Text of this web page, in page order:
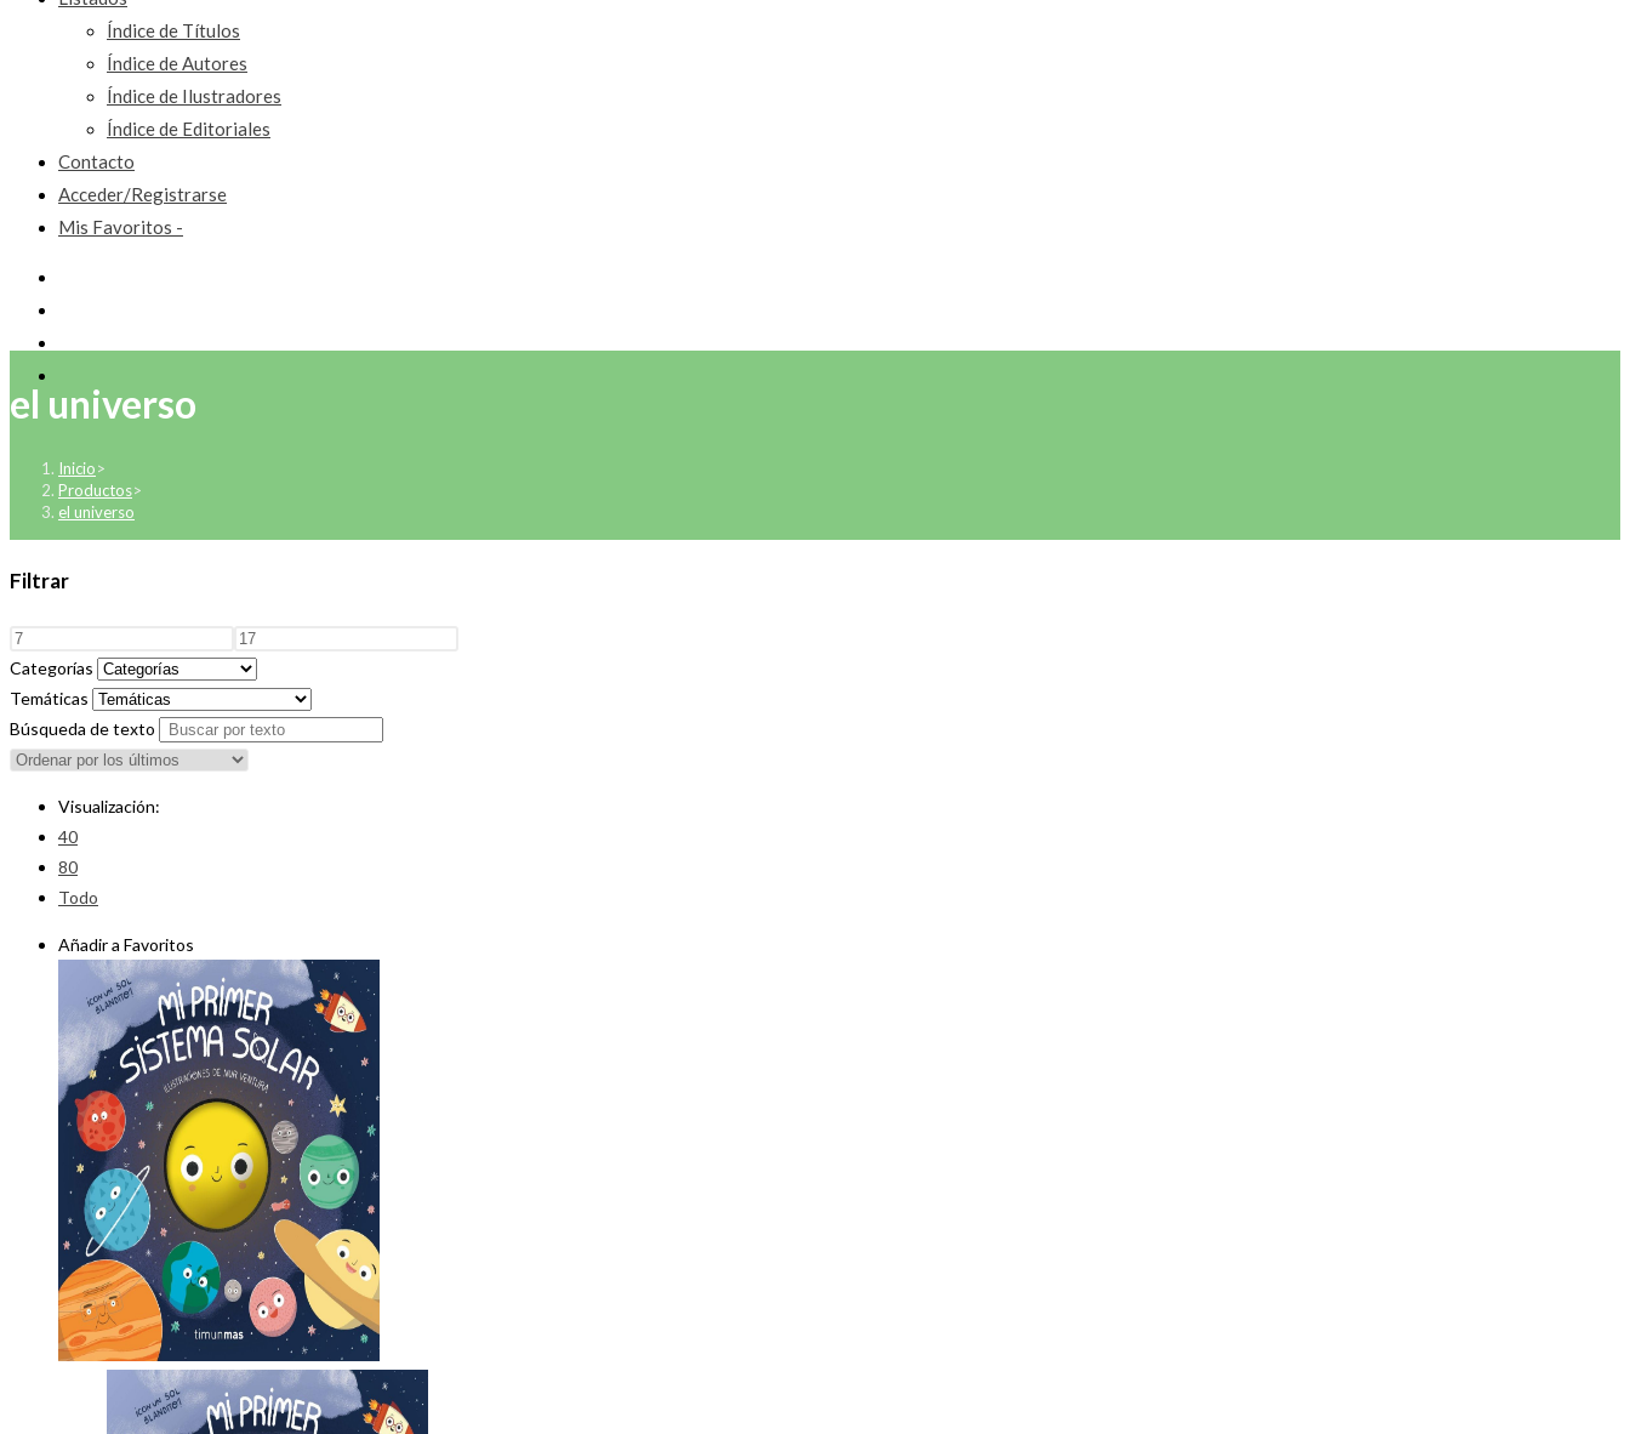
Índice de Títulos
Índice de Autores
Índice de Ilustradores
Índice de Editoriales
Contacto
Acceder/Registrarse
Mis Favoritos -
el universo
Inicio>
Productos>
el universo
Filtrar
Categorías
Temáticas
Búsqueda de texto
Visualización:
40
80
Todo
Añadir a Favoritos